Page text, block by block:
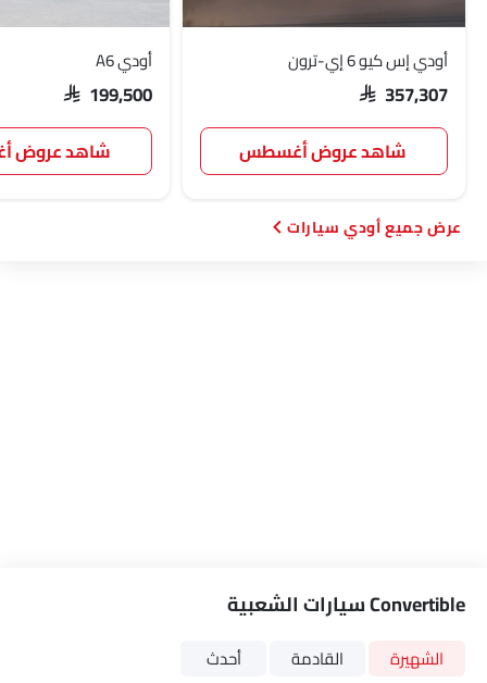
أودي إس كيو 6 إي-ترون
SAR 357,307
شاهد عروض أغسطس
أودي A6
SAR 199,500
شاهد عروض
أودي سيارات
Convertible سيارات الشعبية
الشهيرة القادمة أحدث